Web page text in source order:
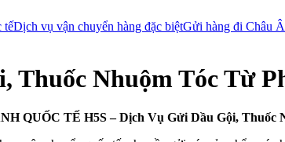
tếDịch vụ vận chuyển hàng đặc biệtGửi hàng đi Châu
Thuốc Nhuộm Tóc Từ
QUỐC TẾ H5S – Dịch Vụ Gửi Dầu Gội, Thuốc